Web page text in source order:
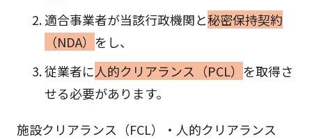
適合事業者が当該行政機関と秘密保持契約
（NDA） をし、
従業者に人的クリアランス（PCL） を取得さ
せる必要があります。
施設クリアランス（FCL）・人的クリアランス